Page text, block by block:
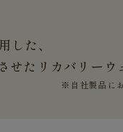
た、
せた リカバリーウ
※自社製品に